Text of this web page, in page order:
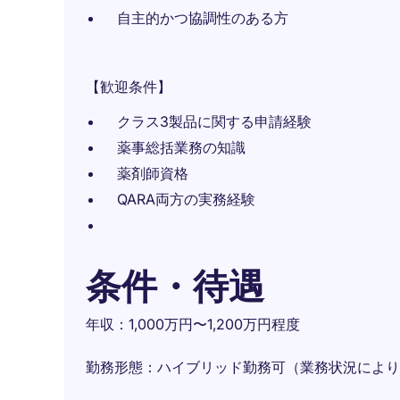
自主的かつ協調性のある方
【歓迎条件】
クラス3製品に関する申請経験
薬事総括業務の知識
薬剤師資格
QARA両方の実務経験
条件・待遇
年収：1,000万円〜1,200万円程度
勤務形態：ハイブリッド勤務可（業務状況によ